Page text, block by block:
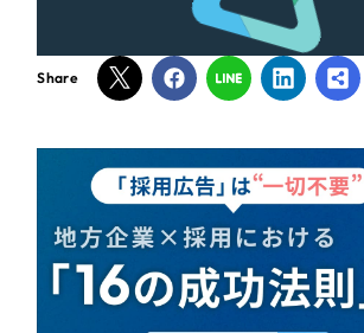
すべて （624件）
コーポレート・企業サイト （278件）
ブランドサイト・サービスサイト
Share